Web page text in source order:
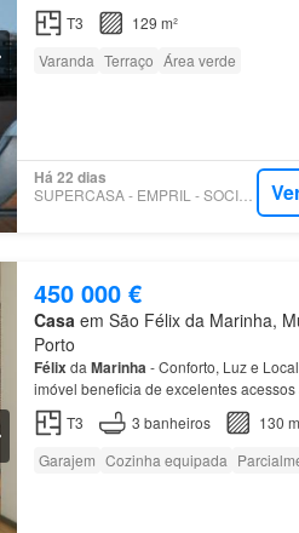
T3
129 m²
Varanda Terraço Área verde
Há 22 dias
SUPERCASA - EMPRIL - SOCIEDADE DE MEDIAÇÃO IMOBILIÁRIA
450 000 €
Casa em São Félix da Marinha,
Porto
Félixda Marinha- Conforto, Luz e
imóvel beneficia de excelentes
Espinho, Vila Nova de Gaia e das
T3 3 banheiros
130
Garajem Cozinha equipada